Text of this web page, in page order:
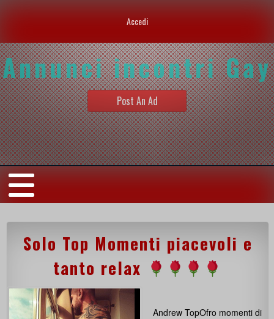
Accedi
Annunci incontri Gay
Post An Ad
Solo Top Momenti piacevoli e
tanto relax
Andrew TopOfro momenti di